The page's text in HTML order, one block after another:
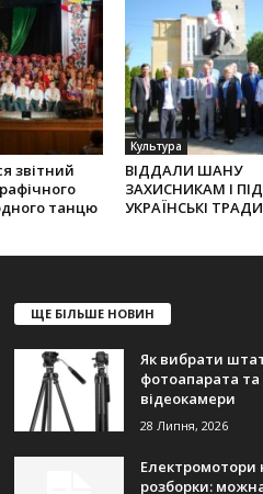
звітний
танцю
Культура
ВІДДАЛИ ШАНУ
ЗАХИСНИКАМ І
УКРАЇНСЬКІ
ЩЕ БІЛЬШЕ НОВИН
Як вибрати
фотоапарата та
відеокамери
28 Липня, 2026
Електромотори
розборки: